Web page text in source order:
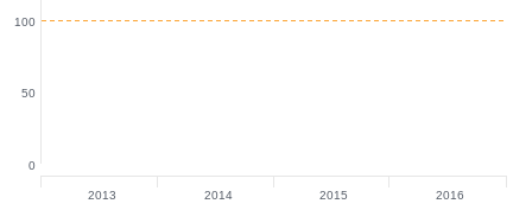
0
50
100
2013 2014 2015 2016
tài
chính